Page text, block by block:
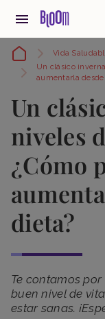
Vida
Un clásico
aumentarla
Un
niveles
¿Cómo
dieta?
Te contamos
buen nivel de
estar sanas.